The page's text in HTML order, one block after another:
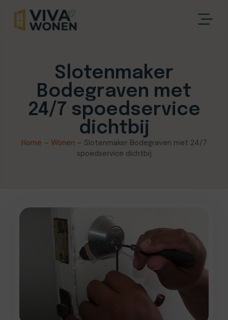
Slotenmaker
Bodegraven met
24/7 spoedservice
dichtbij
Home – Wonen – Slotenmaker Bodegraven met 24/7
spoedservice dichtbij